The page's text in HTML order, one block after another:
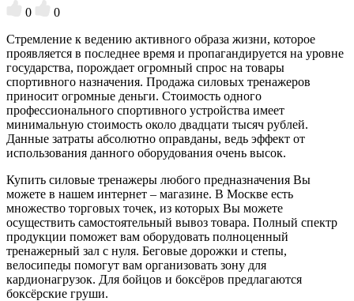
0
0
Стремление к ведению активного образа жизни, которое
проявляется в последнее время и пропагандируется на уровне
государства, порождает огромный спрос на товары
спортивного назначения. Продажа силовых тренажеров
приносит огромные деньги. Стоимость одного
профессионального спортивного устройства имеет
минимальную стоимость около двадцати тысяч рублей.
Данные затраты абсолютно оправданы, ведь эффект от
использования данного оборудования очень высок.
Купить силовые тренажеры любого предназначения Вы
можете в нашем интернет – магазине. В Москве есть
множество торговых точек, из которых Вы можете
осуществить самостоятельный вывоз товара. Полный спектр
продукции поможет вам оборудовать полноценный
тренажерный зал с нуля. Беговые дорожки и степы,
велосипеды помогут вам организовать зону для
кардионагрузок. Для бойцов и боксёров предлагаются
боксёрские груши.